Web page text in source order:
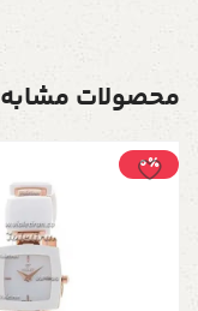
محصولات مشابه
0٪